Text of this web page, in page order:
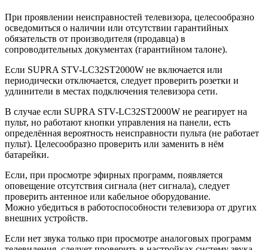
При проявлении неисправностей телевизора, целесообразно
осведомиться о наличии или отсутствии гарантийных
обязательств от производителя (продавца) в
сопроводительных документах (гарантийном талоне).
Если SUPRA STV-LC32ST2000W не включается или
периодически отключается, следует проверить розетки и
удлинители в местах подключения телевизора сети.
В случае если SUPRA STV-LC32ST2000W не реагирует на
пульт, но работают кнопки управления на панели, есть
определённая вероятность неисправности пульта (не работает
пульт). Целесообразно проверить или заменить в нём
батарейки.
Если, при просмотре эфирных программ, появляется
оповещение отсутствия сигнала (нет сигнала), следует
проверить антенное или кабельное оборудование.
Можно убедиться в работоспособности телевизора от других
внешних устройств.
Если нет звука только при просмотре аналоговых программ